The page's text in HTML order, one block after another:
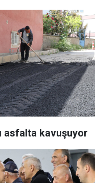
asfalta kavuşuyor